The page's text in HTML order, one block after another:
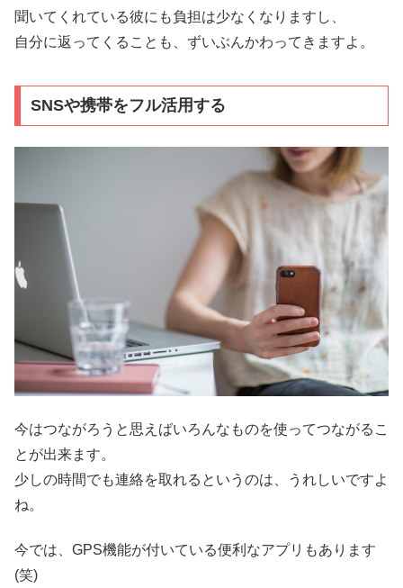
聞いてくれている彼にも負担は少なくなりますし、
自分に返ってくることも、ずいぶんかわってきますよ。
SNSや携帯をフル活用する
今はつながろうと思えばいろんなものを使ってつながるこ
とが出来ます。
少しの時間でも連絡を取れるというのは、うれしいですよ
ね。
今では、GPS機能が付いている便利なアプリもあります
(笑)